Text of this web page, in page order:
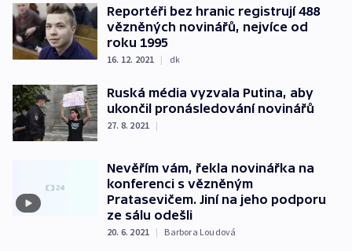
Reportéři bez hranic registrují 488
vězněných novinářů, nejvíce od
roku 1995
16. 12. 2021 | dk
Ruská média vyzvala Putina, aby
ukončil pronásledování novinářů
27. 8. 2021 |
Nevěřím vám, řekla novinářka na
konferenci s vězněným
Pratasevičem. Jiní na jeho podporu
ze sálu odešli
20. 6. 2021 | Barbora Loudová